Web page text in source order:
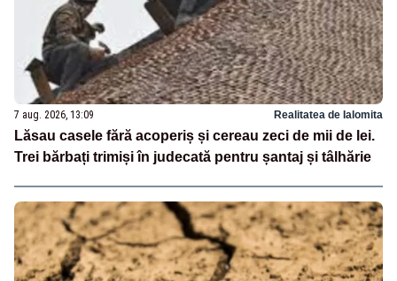
7 aug. 2026, 13:09 Realitatea de Ialomita
Lăsau casele fără acoperiș și cereau zeci de mii de lei.
Trei bărbați trimiși în judecată pentru șantaj și tâlhărie